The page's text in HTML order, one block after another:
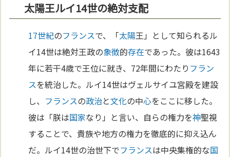
太陽王ルイ14世の絶対支配
17世紀のフランスで、「太陽王」として知られるル
イ14世は絶対王政の象徴的存在であった。彼は1643
年に若干4歳で王位に就き、72年間にわたり フラン
スを統治した。ルイ14世はヴェルサイユ宮殿を建設
し、 フランスの政治と文化の中心をここに移した。
彼は「朕は国家なり」と言い、自らの権力を神聖視
することで、貴族や地方の権力を徹底的に抑え込ん
だ。ルイ14世の治世下でフランスは中央集権的な国